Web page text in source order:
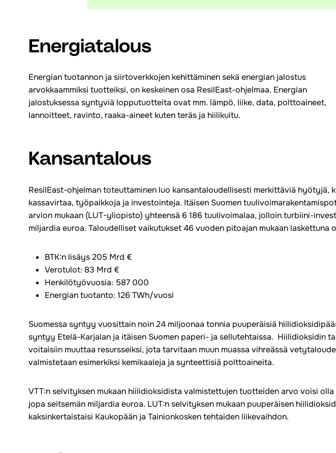
Energiatalous
Energian tuotannon ja siirtoverkkojen kehittäminen sekä energian jalostus
arvokkaammiksi tuotteiksi, on keskeinen osa ResilEast-ohjelmaa. Energian
jalostuksessa syntyviä lopputuotteita ovat mm. lämpö, liike, data, polttoaineet,
lannoitteet, ravinto, raaka-aineet kuten teräs ja hiilikuitu.
Kansantalous
ResilEast-ohjelman toteuttaminen luo kansantaloudellisesti merkittäviä hyötyjä,
kassavirtaa, työpaikkoja ja investointeja. Itäisen Suomen
arvion mukaan (LUT-yliopisto) yhteensä 6 186 tuulivoimalaa, jolloin turbiini-
miljardia euroa. Taloudelliset vaikutukset 46 vuoden pitoajan mukaan laskettuna
BTK:n lisäys 205 Mrd €
Verotulot: 83 Mrd €
Henkilötyövuosia: 587 000
Energian tuotanto: 126 TWh/vuosi
Suomessa syntyy vuosittain noin 24 miljoonaa tonnia puuperäisiä
syntyy Etelä-Karjalan ja itäisen Suomen paperi- ja sellutehtaissa. Hiilidioksidin
voitaisiin muuttaa resursseiksi, jota tarvitaan muun muassa vihreässä
valmistetaan esimerkiksi kemikaaleja ja synteettisiä polttoaineita.
VTT:n selvityksen mukaan hiilidioksidista valmistettujen tuotteiden arvo voisi
jopa seitsemän miljardia euroa. LUT:n selvityksen mukaan puuperäisen
kaksinkertaistaisi Kaukopään ja Tainionkosken tehtaiden liikevaihdon.